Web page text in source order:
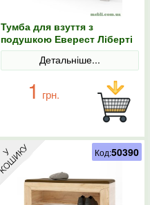
Тумба для взуття з
подушкою Еверест Ліберті
90х38х46 дуб крафт білий
Детальніше...
1 грн.
Код:50390